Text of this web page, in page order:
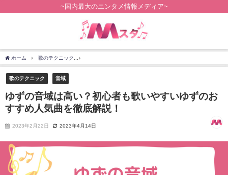
~国内最大のエンタメ情報メディア~
ホーム 歌のテクニック
歌のテクニック 音域
ゆずの音域は高い？初心者も歌いやすいゆずのお
すすめ人気曲を徹底解説！
2023年2月22日 2023年4月14日